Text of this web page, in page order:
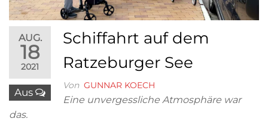
AUG.
18
2021
Aus
Schiffahrt auf dem
Ratzeburger See
Von GUNNAR KOECH
Eine unvergessliche Atmosphäre war
das.